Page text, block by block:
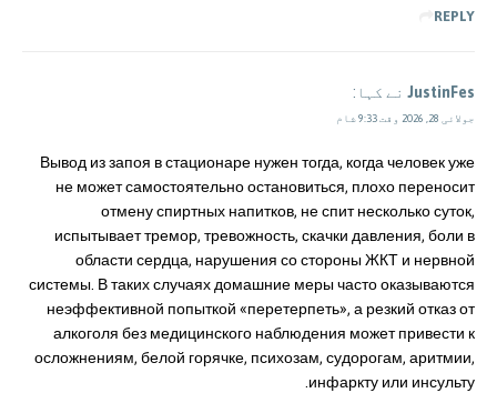
REPLY
JustinFes نے کہا:
جولائی 28, 2026 وقت 9:33 شام
Вывод из запоя в стационаре нужен тогда, когда человек уже
не может самостоятельно остановиться, плохо переносит
отмену спиртных напитков, не спит несколько суток,
испытывает тремор, тревожность, скачки давления, боли в
области сердца, нарушения со стороны ЖКТ и нервной
системы. В таких случаях домашние меры часто оказываются
неэффективной попыткой «перетерпеть», а резкий отказ от
алкоголя без медицинского наблюдения может привести к
осложнениям, белой горячке, психозам, судорогам, аритмии,
инфаркту или инсульту.